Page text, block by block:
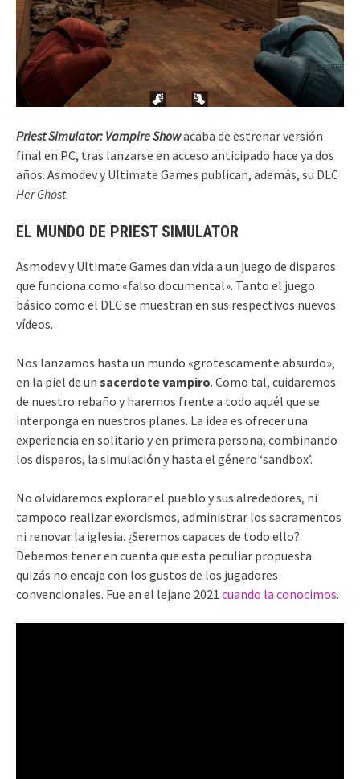
Priest Simulator: Vampire Showacaba de estrenar versión
final en PC, tras lanzarse en acceso anticipado hace ya dos
años. Asmodev y Ultimate Games publican, además, su DLC
Her Ghost.
EL MUNDO DE PRIEST SIMULATOR
Asmodev y Ultimate Games dan vida a un juego de disparos
que funciona como «falso documental». Tanto el juego
básico como el DLC se muestran en sus respectivos nuevos
vídeos.
Nos lanzamos hasta un mundo «grotescamente absurdo»,
en la piel de un sacerdote vampiro. Como tal, cuidaremos
de nuestro rebaño y haremos frente a todo aquél que se
interponga en nuestros planes. La idea es ofrecer una
experiencia en solitario y en primera persona, combinando
los disparos, la simulación y hasta el género ‘sandbox’.
No olvidaremos explorar el pueblo y sus alrededores, ni
tampoco realizar exorcismos, administrar los sacramentos
ni renovar la iglesia. ¿Seremos capaces de todo ello?
Debemos tener en cuenta que esta peculiar propuesta
quizás no encaje con los gustos de los jugadores
convencionales. Fue en el lejano 2021 cuando la conocimos.